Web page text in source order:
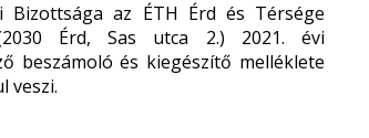
Bizottsága az ÉTH Érd és Térsége
Érd, Sas utca 2.) 2021. évi
beszámoló és kiegészítő melléklete
veszi.